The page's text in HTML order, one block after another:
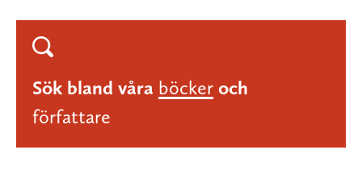
Sök bland våra böcker och
författare